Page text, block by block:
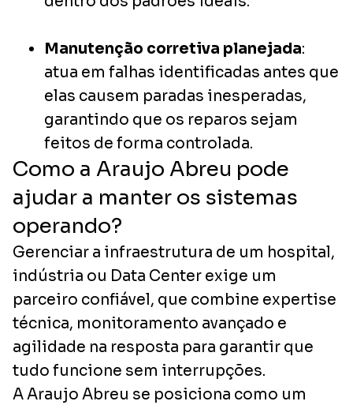
Manutenção corretiva planejada:
atua em falhas identificadas antes que
elas causem paradas inesperadas,
garantindo que os reparos sejam
feitos de forma controlada.
Como a Araujo Abreu pode
ajudar a manter os sistemas
operando?
Gerenciar a infraestrutura de um hospital,
indústria ou Data Center exige um
parceiro confiável, que combine expertise
técnica, monitoramento avançado e
agilidade na resposta para garantir que
tudo funcione sem interrupções.
A Araujo Abreu se posiciona como um